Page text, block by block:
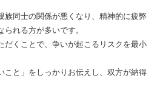
族同士の関係が悪くなり、精神的に疲弊
れる方が多いです。
だくことで、争いが起こるリスクを最小
こと」をしっかりお伝えし、双方が納得